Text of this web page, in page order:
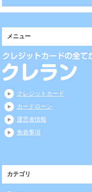
メニュー
クレジットカード
カードローン
運営者情報
免責事項
カテゴリ